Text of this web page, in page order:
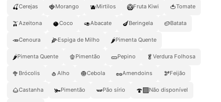
🍒Cerejas 🍓Morango 🫐Mirtilos 🥝Fruta Kiwi 🍅Tomate
🫒Azeitona 🥥Coco 🥑Abacate 🍆Beringela 🥔Batata
🥕Cenoura 🌽Espiga de Milho 🌶️Pimenta Quente
🌶Pimenta Quente 🫑 Pimentão 🥒Pepino 🥬 Verdura Folhosa
🥦 Brócolis 🧄 Alho 🧅Cebola 🥜Amendoins 🫘Feijão
🌰Castanha 🫚Pimentão 🫛Pão sírio 🍄‍🟫Não disponível